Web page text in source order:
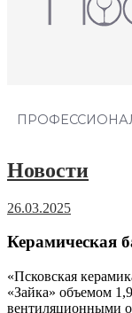
Новости
26.03.2025
Керамическая
«Псковская
«Зайка» объемом
вентиляционными